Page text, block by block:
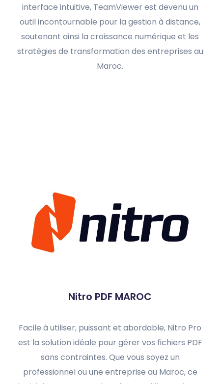
interface intuitive, TeamViewer est devenu un
outil incontournable pour la gestion à distance,
soutenant ainsi la croissance numérique et les
stratégies de transformation des entreprises au
Maroc.
Nitro PDF MAROC
Facile à utiliser, puissant et abordable, Nitro Pro
est la solution idéale pour gérer vos fichiers PDF
sans contraintes. Que vous soyez un
professionnel ou une entreprise au Maroc, ce